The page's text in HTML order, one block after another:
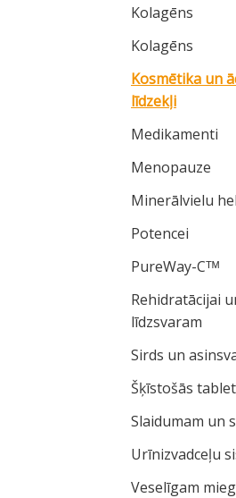
Kolagēns
Kolagēns
Kosmētika un
līdzekļi
Medikamenti
Menopauze
Minerālvielu
Potencei
PureWay-Cᵀᴹ
Rehidratācijai
līdzsvaram
Sirds un
Šķīstošās
Slaidumam un
Urīnizvadceļu
Veselīgam